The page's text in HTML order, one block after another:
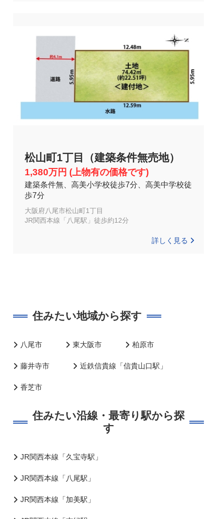
松山町1丁目（建築条件無売地）
1,380万円 (上物有の価格です)
建築条件無、高美小学校徒歩7分、高美中学校徒
歩7分
大阪府八尾市松山町1丁目
JR関西本線「八尾駅」徒歩約12分
詳しく見る
住みたい地域から探す
八尾市 東大阪市 柏原市
藤井寺市 近鉄信貴線「信貴山口駅」
香芝市
住みたい沿線・最寄り駅から探
す
JR関西本線「久宝寺駅」
JR関西本線「八尾駅」
JR関西本線「加美駅」